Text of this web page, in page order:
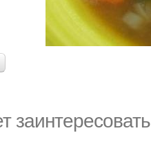
заинтересовать